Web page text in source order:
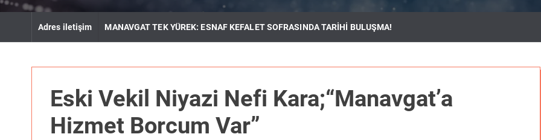
e
Adres iletişim MANAVGAT TEK YÜREK: ESNAF KEFALET SOFRASINDA TARİHİ BULUŞMA!
Eski Vekil Niyazi Nefi Kara;“Manavgat’a
Hizmet Borcum Var”